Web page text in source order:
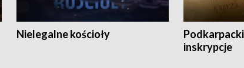
Nielegalne kościoły
inskrypcje